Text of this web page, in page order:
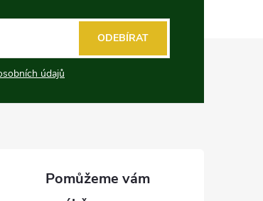
údajů
ODEBÍRAT